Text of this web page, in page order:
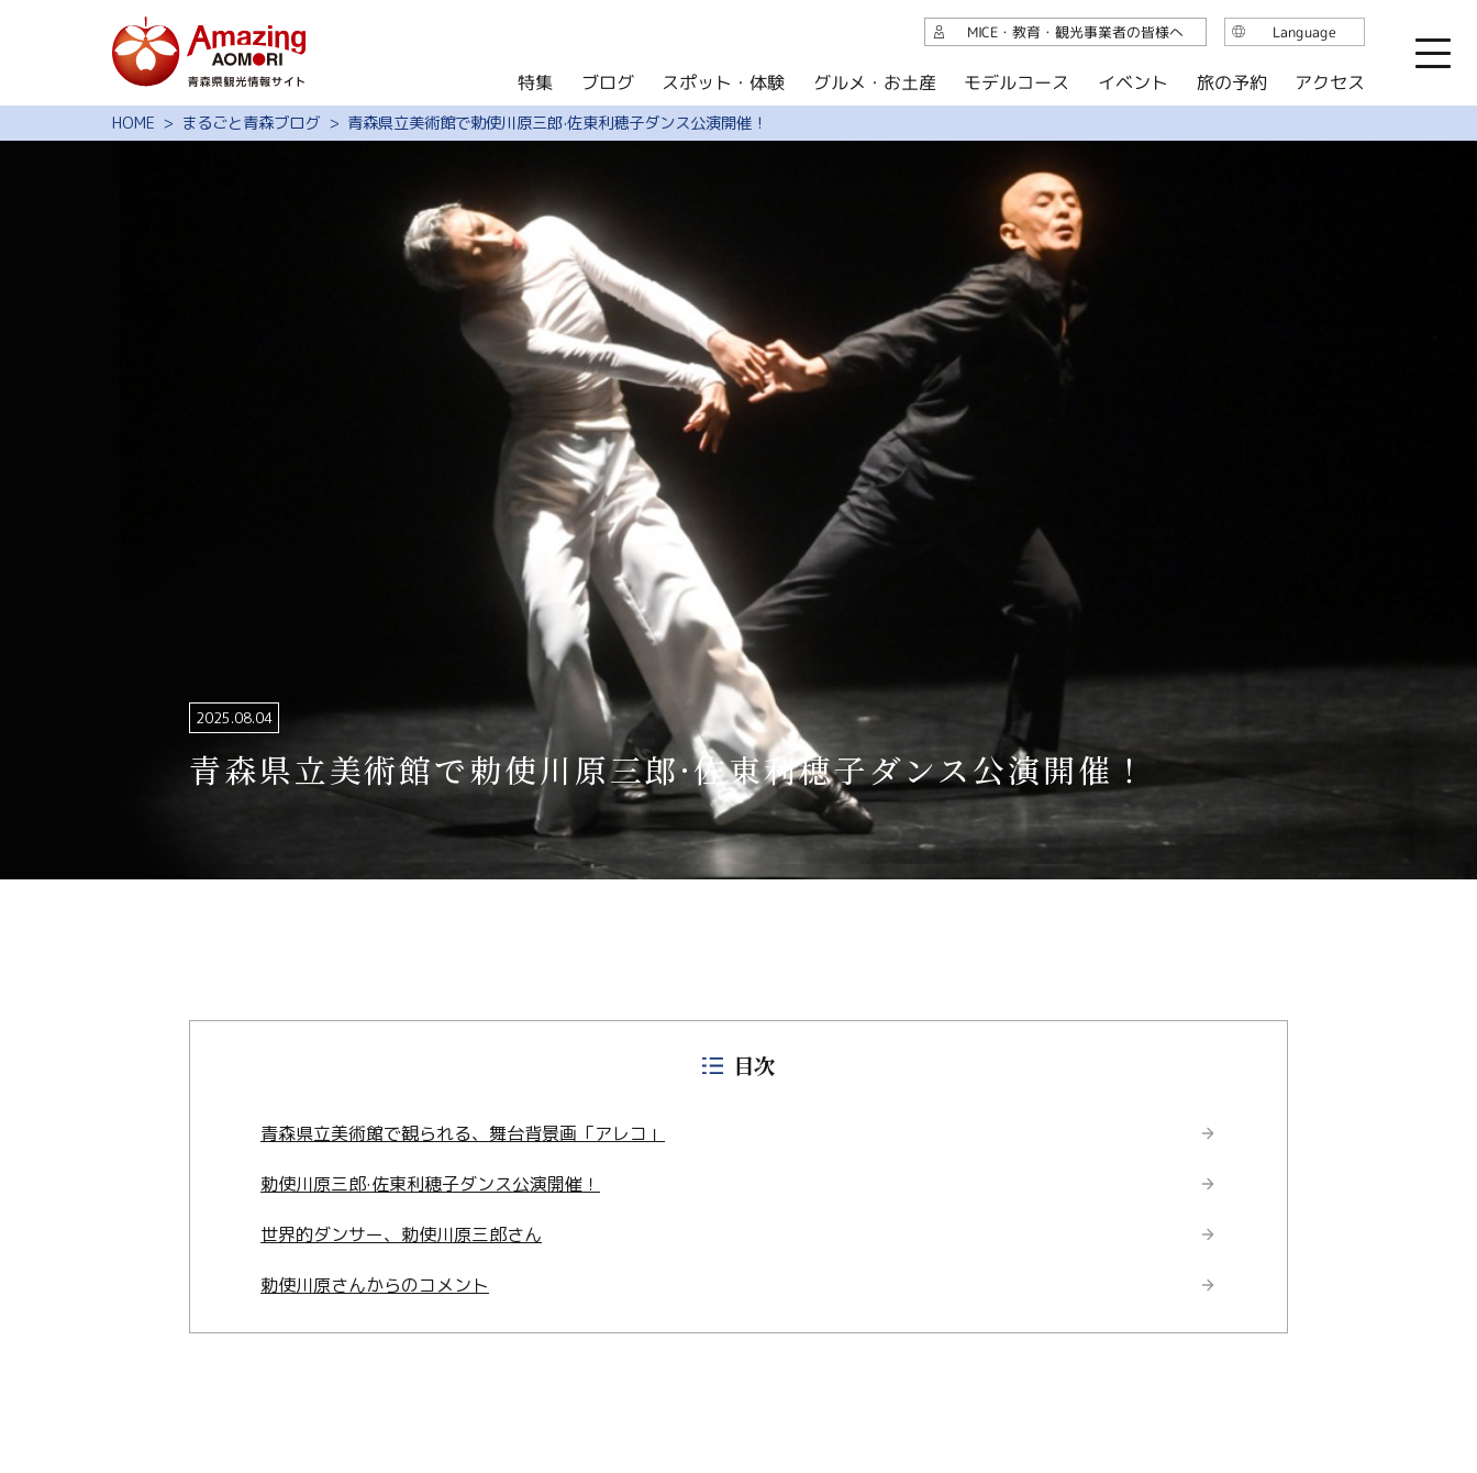
特集
ブログ
スポット・体験
グルメ・お土産
観光ガイド
このサイトについて
共有
写真ライブラリー
パンフレットダウンロード
運営組織について
Language
English
简体中文
MICE・教育・観光事業者の皆様へ
HOME まるごと青森ブログ 青森県立美術館で勅使川原三郎·佐東利穂子ダンス公演開催！
青森県立美術館で勅使川原三郎·佐東利穂子ダンス公演開催！
2025.08.04
目次
青森県立美術館で観られる、舞台背景画「アレコ」
勅使川原三郎·佐東利穂子ダンス公演開催！
世界的ダンサー、勅使川原三郎さん
勅使川原さんからのコメント
特集 ブログ スポット・体験 グルメ・お土産 モデルコース イベント 旅の予約 アクセス
MICE・教育・観光事業者の皆様へ Language
English
简体中文